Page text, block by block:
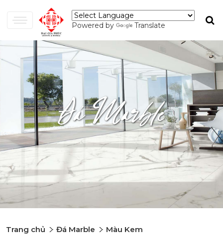
Powered by Translate
Đá Marble
Trang chủ Đá Marble Màu Kem